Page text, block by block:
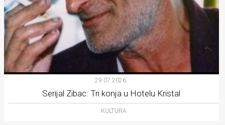
29.07.2026.
Serijal Zibac: Tri konja u Hotelu Kristal
KULTURA